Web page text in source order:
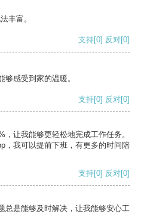
丰富。
支持[0] 反对[0]
感受到家的温暖。
支持[0] 反对[0]
让我能够更轻松地完成工作任务。
，我可以提前下班，有更多的时间陪
支持[0] 反对[0]
总是能够及时解决，让我能够安心工